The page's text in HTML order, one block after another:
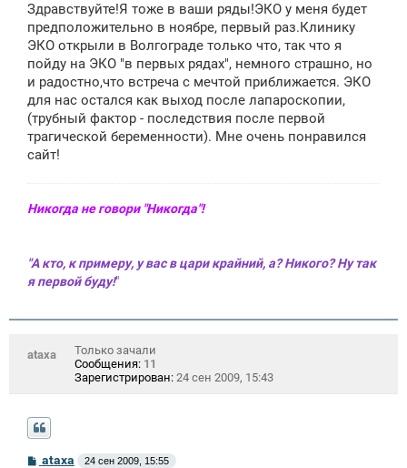
б
щ
е
н
и
Здравствуйте!Я тоже в ваши ряды!ЭКО у меня будет
предположительно в ноябре, первый раз.Клинику
ЭКО открыли в Волгограде только что, так что я
пойду на ЭКО "в первых рядах", немного страшно, но
и радостно,что встреча с мечтой приближается. ЭКО
для нас остался как выход после лапароскопии,
(трубный фактор - последствия после первой
трагической беременности). Мне очень понравился
сайт!
Никогда не говори "Никогда"!
"А кто, к примеру, у вас в цари крайний, а? Никого? Ну так
я первой буду!"
ataxa
Только зачали
Сообщения: 11
Зарегистрирован: 24 сен 2009, 15:43
Сataxa 24 сен 2009, 15:55